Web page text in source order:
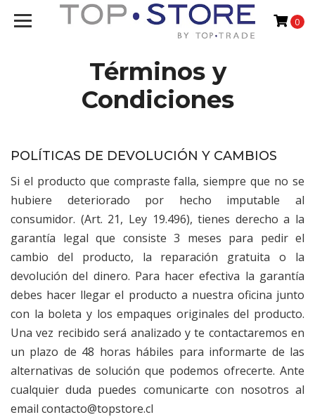
0
Términos y
Condiciones
POLÍTICAS DE DEVOLUCIÓN Y CAMBIOS
Si el producto que compraste falla, siempre que no se
hubiere deteriorado por hecho imputable al
consumidor. (Art. 21, Ley 19.496), tienes derecho a la
garantía legal que consiste 3 meses para pedir el
cambio del producto, la reparación gratuita o la
devolución del dinero. Para hacer efectiva la garantía
debes hacer llegar el producto a nuestra oficina junto
con la boleta y los empaques originales del producto.
Una vez recibido será analizado y te contactaremos en
un plazo de 48 horas hábiles para informarte de las
alternativas de solución que podemos ofrecerte. Ante
cualquier duda puedes comunicarte con nosotros al
email contacto@topstore.cl